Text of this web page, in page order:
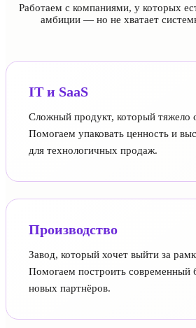
Работаем с компаниями, у которых
амбиции — но не хватает
IT и SaaS
Сложный продукт, который тяжело
Помогаем упаковать ценность и
для технологичных продаж.
Производство
Завод, который хочет выйти за
Помогаем построить современный
новых партнёров.